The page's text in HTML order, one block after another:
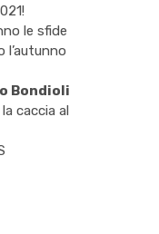
le sfide
l’autunno
Bondioli
caccia al